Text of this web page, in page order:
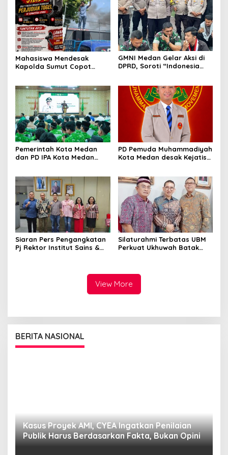
Mahasiswa Mendesak
Kapolda Sumut Copot
Atas Adanya Dugaan Aliran
Dana Judi Togel
GMNI Medan Gelar Aksi di
DPRD, Soroti “Indonesia
Percaya
Pemerintah Kota Medan
dan PD IPA Kota Medan
Dianggap Serius
PD Pemuda Muhammadiyah
Kota Medan desak Kejatisu
Siaran Pers Pengangkatan
Pj Rektor Institut Sains &
Silaturahmi Terbatas UBM
Perkuat Ukhuwah Batak
View More
BERITA NASIONAL
Kasus Proyek AMI, CYEA Ingatkan Penilaian
Publik Harus Berdasarkan Fakta, Bukan Opini